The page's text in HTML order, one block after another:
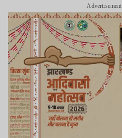
Advertisement